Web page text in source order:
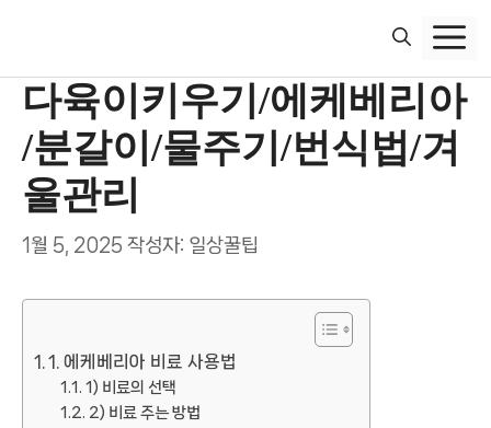
다육이키우기/에케베리아
/분갈이/물주기/번식법/겨
울관리
1월 5, 2025 작성자: 일상꿀팁
1. 에케베리아 비료 사용법
1) 비료의 선택
2) 비료 주는 방법